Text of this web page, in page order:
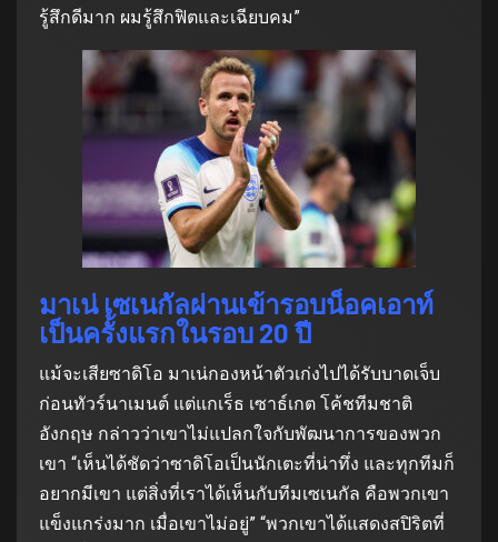
รู้สึกดีมาก ผมรู้สึกฟิตและเฉียบคม”
มาเน่ เซเนกัลผ่านเข้ารอบน็อคเอาท์
เป็นครั้งแรกในรอบ 20 ปี
แม้จะเสียซาดิโอ มาเน่กองหน้าตัวเก่งไปได้รับบาดเจ็บ
ก่อนทัวร์นาเมนต์ แต่แกเร็ธ เซาธ์เกต โค้ชทีมชาติ
อังกฤษ กล่าวว่าเขาไม่แปลกใจกับพัฒนาการของพวก
เขา “เห็นได้ชัดว่าซาดิโอเป็นนักเตะที่น่าทึ่ง และทุกทีมก็
อยากมีเขา แต่สิ่งที่เราได้เห็นกับทีมเซเนกัล คือพวกเขา
แข็งแกร่งมาก เมื่อเขาไม่อยู่” “พวกเขาได้แสดงสปิริตที่